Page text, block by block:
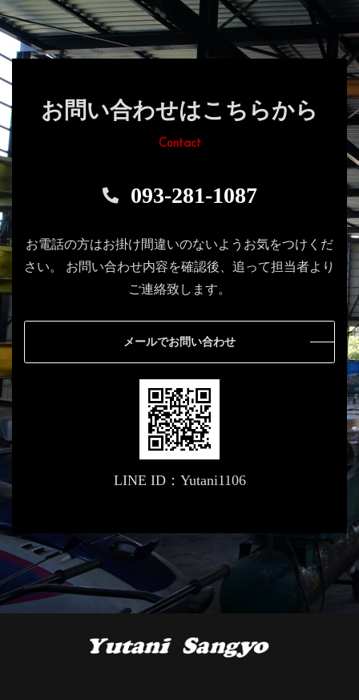
お問い合わせはこちらから
Contact
093-281-1087
お電話の方はお掛け間違いのないようお気をつけくだ
さい。
お問い合わせ内容を確認後、追って担当者より
ご連絡致します。
メールでお問い合わせ
LINE ID：Yutani1106